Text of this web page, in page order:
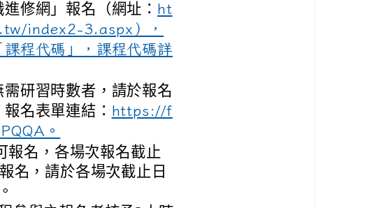
修網」報名（網址： ht
index2-3.aspx），
程代碼」，課程代碼詳
研習時數者，請於報名
名表單連結： https://f
。
報名，各場次報名截止
名，請於各場次截止日